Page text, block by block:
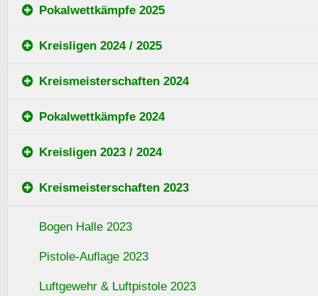
Pokalwettkämpfe 2025
Kreisligen 2024 / 2025
Kreismeisterschaften 2024
Pokalwettkämpfe 2024
Kreisligen 2023 / 2024
Kreismeisterschaften 2023
Bogen Halle 2023
Pistole-Auflage 2023
Luftgewehr & Luftpistole 2023